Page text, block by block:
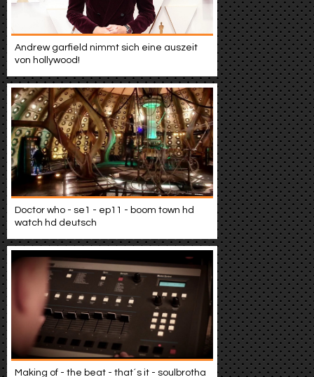
Andrew garfield nimmt sich eine auszeit
von hollywood!
Doctor who - se1 - ep11 - boom town hd
watch hd deutsch
Making of - the beat - that´s it - soulbrotha